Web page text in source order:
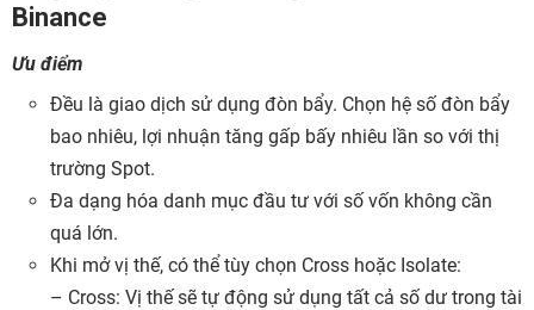
Binance
Ưu điểm
Đều là giao dịch sử dụng đòn bẩy. Chọn hệ số đòn bẩy
bao nhiêu, lợi nhuận tăng gấp bấy nhiêu lần so với thị
trường Spot.
Đa dạng hóa danh mục đầu tư với số vốn không cần
quá lớn.
Khi mở vị thế, có thể tùy chọn Cross hoặc Isolate:
– Cross: Vị thế sẽ tự động sử dụng tất cả số dư trong tài